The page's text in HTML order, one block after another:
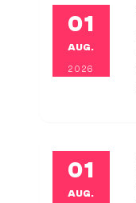
01
AUG.
2026
01
AUG.